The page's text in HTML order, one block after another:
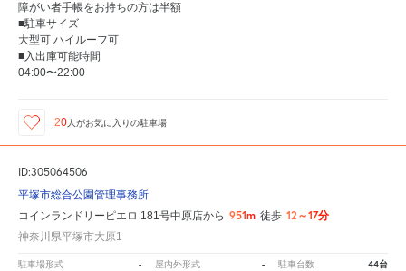
障がい者手帳をお持ちの方は半額
■駐車サイズ
大型可 ハイルーフ可
■入出庫可能時間
04:00〜22:00
20人がお気に入りの駐車場
ID:305064506
平塚市総合公園管理事務所
コインランドリーピエロ 181号中原店から 951m 徒歩 12～17分
神奈川県平塚市大原1
駐車場形式 - 屋内外形式 - 駐車台数 44台